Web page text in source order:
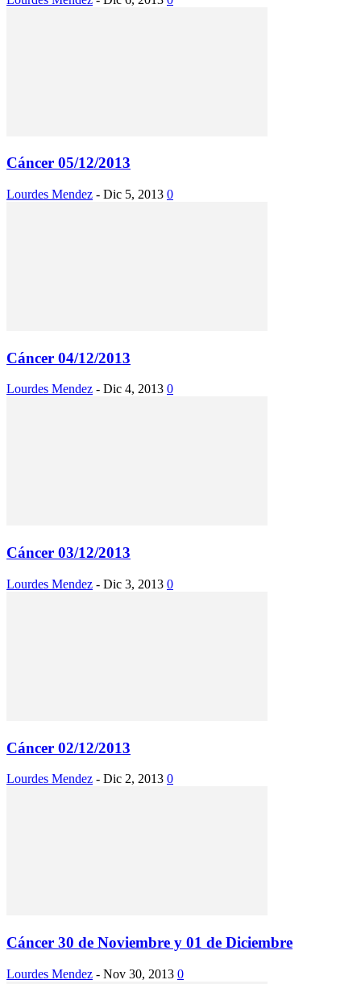
Cáncer 05/12/2013
Lourdes Mendez - Dic 5, 2013 0
Cáncer 04/12/2013
Lourdes Mendez - Dic 4, 2013 0
Cáncer 03/12/2013
Lourdes Mendez - Dic 3, 2013 0
Cáncer 02/12/2013
Lourdes Mendez - Dic 2, 2013 0
Cáncer 30 de Noviembre y 01 de Diciembre
Lourdes Mendez - Nov 30, 2013 0